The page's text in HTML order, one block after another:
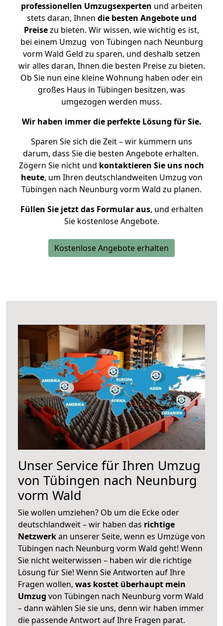
professionellen Umzugsexperten und arbeiten
stets daran, Ihnen die besten Angebote und
Preisezu bieten. Wir wissen, wie wichtig es ist,
bei einem Umzug von Tübingen nach Neunburg
vorm Wald Geld zu sparen, und deshalb setzen
wir alles daran, Ihnen die besten Preise zu bieten.
Ob Sie nun eine kleine Wohnung haben oder ein
großes Haus in Tübingen besitzen, was
umgezogen werden muss.
Wir haben immer die perfekte Lösung für Sie.
Sparen Sie sich die Zeit – wir kümmern uns
darum, dass Sie die besten Angebote erhalten.
Zögern Sie nicht und kontaktieren Sie uns noch
heute, um Ihren deutschlandweiten Umzug von
Tübingen nach Neunburg vorm Wald zu planen.
Füllen Sie jetzt das Formular aus, und erhalten
Sie kostenlose Angebote.
Kostenlose Angebote erhalten
Unser Service für Ihren Umzug
von Tübingen nach Neunburg
vorm Wald
Sie wollen umziehen? Ob um die Ecke oder
deutschlandweit – wir haben das richtige
Netzwerkan unserer Seite, wenn es Umzüge von
Tübingen nach Neunburg vorm Wald geht! Wenn
Sie nicht weiterwissen – haben wir die richtige
Lösung für Sie! Wenn Sie Antworten auf Ihre
Fragen wollen, was kostet überhaupt mein
Umzug von Tübingen nach Neunburg vorm Wald
– dann wählen Sie sie uns, denn wir haben immer
die passende Antwort auf Ihre Fragen parat.